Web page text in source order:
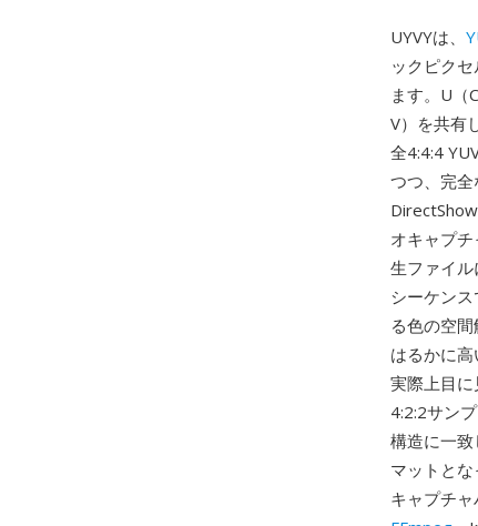
UYVYは、
ックピク
ます。U（
V）を共有
全4:4:4
つつ、完
オキャプ
生ファイ
シーケン
る色の空
はるかに
実際上目
4:2:2サン
構造に一
マットと
キャプチ